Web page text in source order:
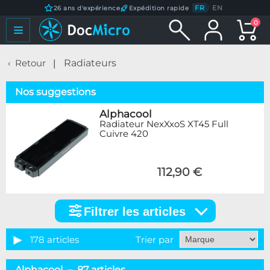
26 ans d'expérience Expédition rapide FR / EN
0
Retour Radiateurs
Nos suggestions
Alphacool
Radiateur NexXxoS XT45 Full
Cuivre 420
112,90 €
articles
Catégorie
Filtrer les articles
178 articles Trier par